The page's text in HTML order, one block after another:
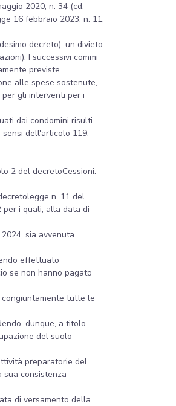
2020, n. 34 (cd.
16 febbraio 2023, n. 11,
decreto), un divieto
I successivi commi
previste.
alle spese sostenute,
gli interventi per i
dai condomini risulti
dell'articolo 119,
2 del decretoCessioni.
n. 11 del
per i quali, alla data di
sia avvenuta
effettuato
se non hanno pagato
tutte le
dunque, a titolo
del suolo
preparatorie del
consistenza
di versamento della